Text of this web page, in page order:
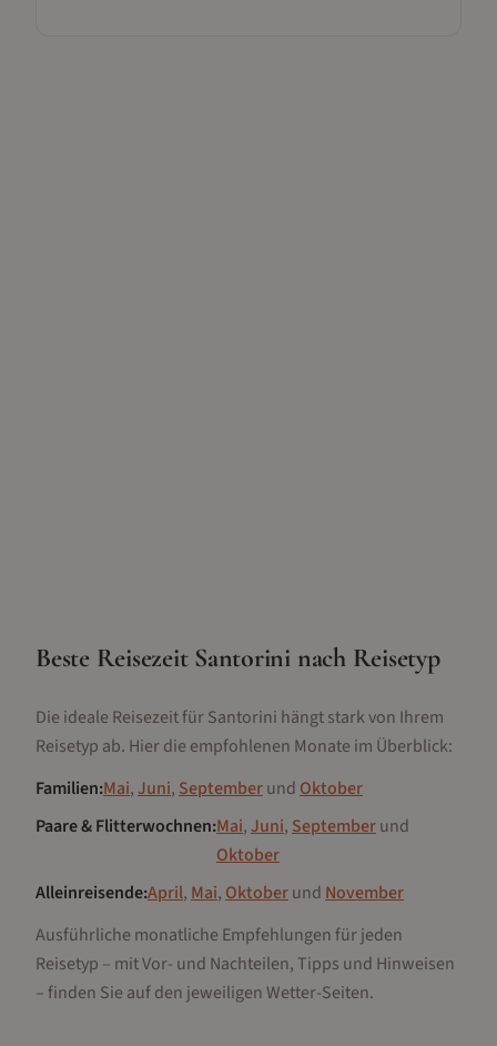
Beste Reisezeit Santorini nach Reisetyp
Die ideale Reisezeit fürSantorini hängt stark von Ihrem
Reisetyp ab. Hier die empfohlenen Monate im Überblick:
Familien:Mai,Juni, Septemberund Oktober
Paare & Flitterwochnen:Mai,Juni, Septemberund
Oktober
Alleinreisende:April, Mai, Oktoberund November
Ausführliche monatliche Empfehlungen für jeden
Reisetyp – mit Vor- und Nachteilen, Tipps und Hinweisen
– finden Sie auf den jeweiligen Wetter-Seiten.